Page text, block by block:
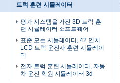
트럭 훈련 시뮬레이터
평가 시스템을 가진 3D 트럭 훈
련 시뮬레이터 소프트웨어
표준 모는 시뮬레이터, 42 인치
LCD 트럭 운전사 훈련 시뮬레이
터
전자 트럭 훈련 시뮬레이터, 자동
차 운전 학원 시뮬레이터 3d